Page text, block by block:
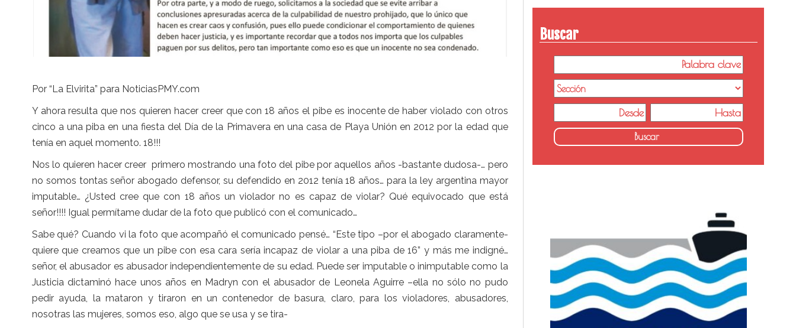
Por “La Elvirita” para NoticiasPMY.com
Y ahora resulta que nos quieren hacer creer que con 18 años el pibe es inocente de haber violado con otros
cinco a una piba en una fiesta del Día de la Primavera en una casa de Playa Unión en 2012 por la edad que
tenía en aquel momento. 18!!!
Nos lo quieren hacer creer primero mostrando una foto del pibe por aquellos años -bastante dudosa-… pero
no somos tontas señor abogado defensor, su defendido en 2012 tenía 18 años… para la ley argentina mayor
imputable… ¿Usted cree que con 18 años un violador no es capaz de violar? Qué equivocado que está
señor!!!! Igual permítame dudar de la foto que publicó con el comunicado…
Sabe qué? Cuando vi la foto que acompañó el comunicado pensé… “Este tipo –por el abogado claramente-
quiere que creamos que un pibe con esa cara sería incapaz de violar a una piba de 16” y más me indigné…
señor, el abusador es abusador independientemente de su edad. Puede ser imputable o inimputable como la
Justicia dictaminó hace unos años en Madryn con el abusador de Leonela Aguirre –ella no sólo no pudo
pedir ayuda, la mataron y tiraron en un contenedor de basura, claro, para los violadores, abusadores,
nosotras las mujeres, somos eso, algo que se usa y se tira-
Buscar